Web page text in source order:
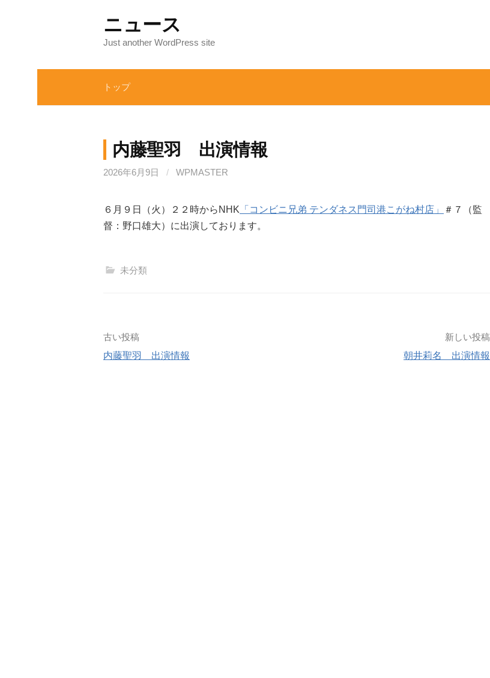
ス
ニュース
Just another WordPress site
トップ
内藤聖羽 出演情報
2026年6月9日 / WPMASTER
６月９日（火）２２時からNHK 「コンビニ兄弟 テンダネス門司港こがね村店」
＃７（監
督：野口雄大）に出演しております。
未分類
古い投稿
内藤聖羽 出演情報
新しい投稿
朝井莉名 出演情報